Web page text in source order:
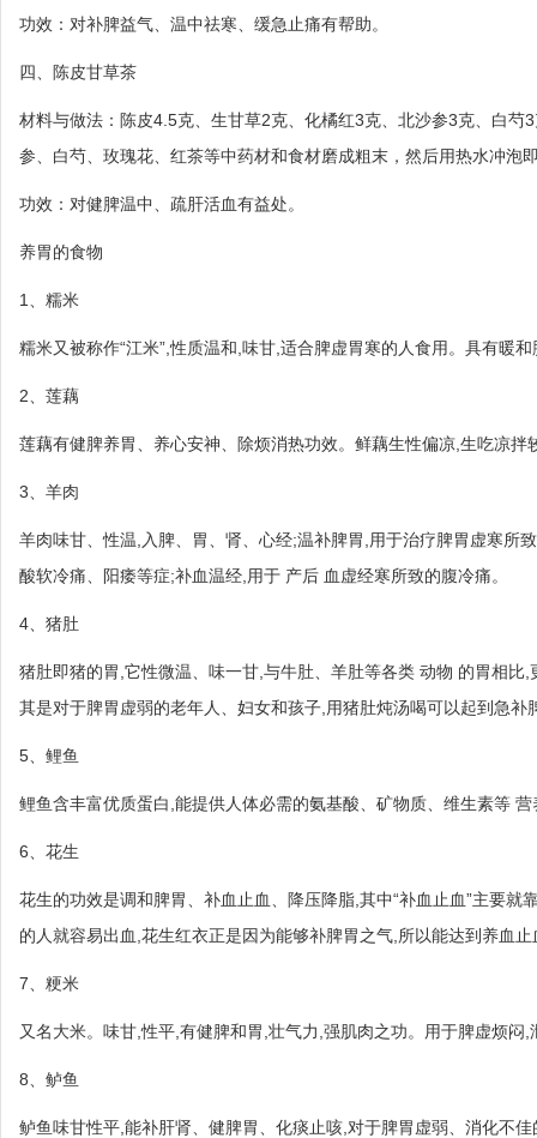
功效：对补脾益气、温中祛寒、缓急止痛有帮助。
四、陈皮甘草茶
材料与做法：陈皮4.5克、生甘草2克、化橘红3克、北沙参3克、白
参、白芍、玫瑰花、红茶等中药材和食材磨成粗末，然后用热水冲泡
功效：对健脾温中、疏肝活血有益处。
养胃的食物
1、糯米
糯米又被称作“江米”,性质温和,味甘,适合脾虚胃寒的人食用。具有暖
2、莲藕
莲藕有健脾养胃、养心安神、除烦消热功效。鲜藕生性偏凉,生吃凉
3、羊肉
羊肉味甘、性温,入脾、胃、肾、心经;温补脾胃,用于治疗脾胃虚寒所
酸软冷痛、阳痿等症;补血温经,用于 产后 血虚经寒所致的腹冷痛。
4、猪肚
猪肚即猪的胃,它性微温、味一甘,与牛肚、羊肚等各类 动物 的胃相
其是对于脾胃虚弱的老年人、妇女和孩子,用猪肚炖汤喝可以起到急
5、鲤鱼
鲤鱼含丰富优质蛋白,能提供人体必需的氨基酸、矿物质、维生素等
6、花生
花生的功效是调和脾胃、补血止血、降压降脂,其中“补血止血”主要就
的人就容易出血,花生红衣正是因为能够补脾胃之气,所以能达到养血
7、粳米
又名大米。味甘,性平,有健脾和胃,壮气力,强肌肉之功。用于脾虚烦闷,
8、鲈鱼
鲈鱼味甘性平,能补肝肾、健脾胃、化痰止咳,对于脾胃虚弱、消化不